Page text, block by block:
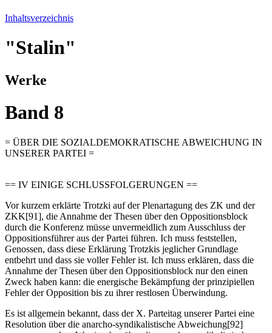
Inhaltsverzeichnis
"Stalin"
Werke
Band 8
= ÜBER DIE SOZIALDEMOKRATISCHE ABWEICHUNG IN
UNSERER PARTEI =
== IV EINIGE SCHLUSSFOLGERUNGEN ==
Vor kurzem erklärte Trotzki auf der Plenartagung des ZK und der
ZKK[91], die Annahme der Thesen über den Oppositionsblock
durch die Konferenz müsse unvermeidlich zum Ausschluss der
Oppositionsführer aus der Partei führen. Ich muss feststellen,
Genossen, dass diese Erklärung Trotzkis jeglicher Grundlage
entbehrt und dass sie voller Fehler ist. Ich muss erklären, dass die
Annahme der Thesen über den Oppositionsblock nur den einen
Zweck haben kann: die energische Bekämpfung der prinzipiellen
Fehler der Opposition bis zu ihrer restlosen Überwindung.
Es ist allgemein bekannt, dass der X. Parteitag unserer Partei eine
Resolution über die anarcho-syndikalistische Abweichung[92]